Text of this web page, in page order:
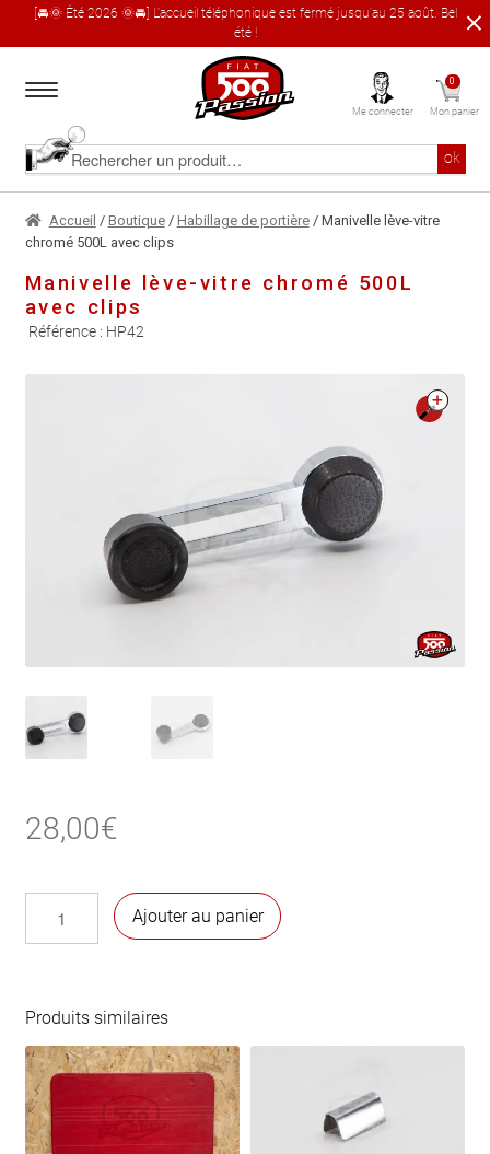
[🚘🌞 Été 2026 🌞🚘] L'accueil téléphonique est fermé jusqu'au 25 août. Bel
été !
à
navigation
au
contenu
Rechercher
produit
ok
Accueil
Le catalogue produit
À propos
Garages partenaires
Me connecter
0
Mon panier
Accueil / Boutique/ Habillage de portière/ Manivelle lève-vitre
chromé 500L avec clips
Manivelle lève-vitre chromé 500L
avec clips
Référence : HP42
28,00€
vitre
chromé
500L
avec
clips
Ajouter au panier
Produits similaires